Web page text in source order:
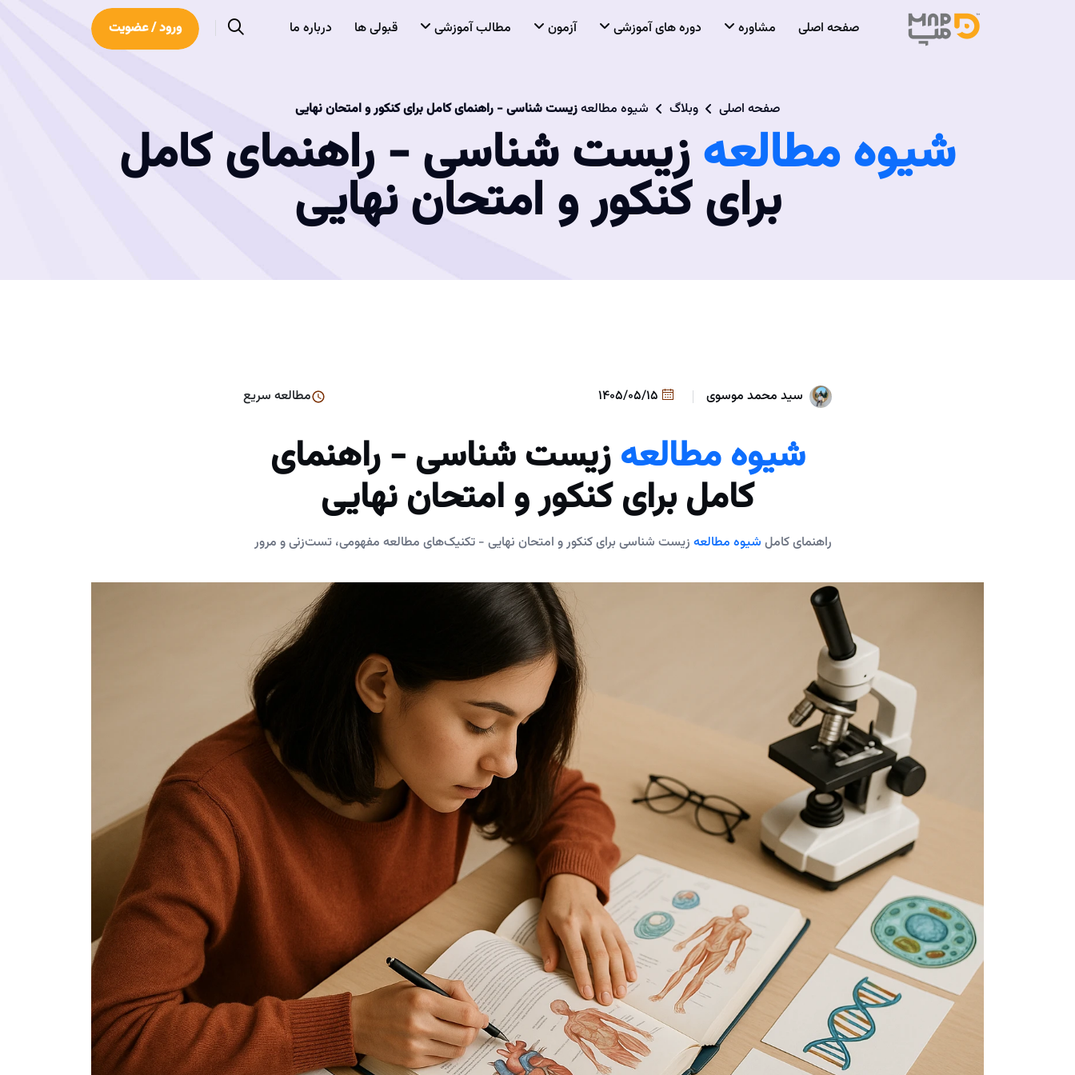
صفحه اصلی مشاوره دوره های آموزشی آزمون مطالب آموزشی قبولی ها درباره ما ورود / عضویت
صفحه اصلی وبلاگ شیوه مطالعهزیست شناسی - راهنمای کامل برای کنکور و امتحان نهایی
شیوه مطالعهزیست شناسی - راهنمای کامل
برای کنکور و امتحان نهایی
سید محمد موسوی مطالعه سریع
شیوه مطالعهزیست شناسی - راهنمای
کامل برای کنکور و امتحان نهایی
راهنمای کامل شیوه مطالعه زیست شناسی برای کنکور و امتحان نهایی - تکنیک‌های مطالعه مفهومی، تست‌زنی و مرور